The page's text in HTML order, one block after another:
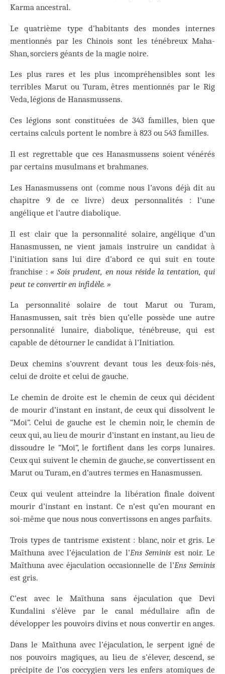
Karma ancestral.
Le quatrième type d’habitants des mondes internes
mentionnés par les Chinois sont les ténébreux Maha-
Shan, sorciers géants de la magie noire.
Les plus rares et les plus incompréhensibles sont les
terribles Marut ou Turam, êtres mentionnés par le Rig
Veda, légions de Hanasmussens.
Ces légions sont constituées de 343 familles, bien que
certains calculs portent le nombre à 823 ou 543 familles.
Il est regrettable que ces Hanasmussens soient vénérés
par certains musulmans et brahmanes.
Les Hanasmussens ont (comme nous l’avons déjà dit au
chapitre 9 de ce livre) deux personnalités : l’une
angélique et l’autre diabolique.
Il est clair que la personnalité solaire, angélique d’un
Hanasmussen, ne vient jamais instruire un candidat à
l’initiation sans lui dire d’abord ce qui suit en toute
franchise : « Sois prudent, en nous réside la tentation, qui
peut te convertir en infidèle. »
La personnalité solaire de tout Marut ou Turam,
Hanasmussen, sait très bien qu’elle possède une autre
personnalité lunaire, diabolique, ténébreuse, qui est
capable de détourner le candidat à l’Initiation.
Deux chemins s’ouvrent devant tous les deux-fois-nés,
celui de droite et celui de gauche.
Le chemin de droite est le chemin de ceux qui décident
de mourir d’instant en instant, de ceux qui dissolvent le
“Moi”. Celui de gauche est le chemin noir, le chemin de
ceux qui, au lieu de mourir d’instant en instant, au lieu de
dissoudre le “Moi”, le fortifient dans les corps lunaires.
Ceux qui suivent le chemin de gauche, se convertissent en
Marut ou Turam, en d’autres termes en Hanasmussen.
Ceux qui veulent atteindre la libération finale doivent
mourir d’instant en instant. Ce n’est qu’en mourant en
soi-même que nous nous convertissons en anges parfaits.
Trois types de tantrisme existent : blanc, noir et gris. Le
Maïthuna avec l’éjaculation de l’Ens Seminis est noir. Le
Maïthuna avec éjaculation occasionnelle de l’Ens Seminis
est gris.
C’est avec le Maïthuna sans éjaculation que Devi
Kundalini s’élève par le canal médullaire afin de
développer les pouvoirs divins et nous convertir en anges.
Dans le Maïthuna avec l’éjaculation, le serpent igné de
nos pouvoirs magiques, au lieu de s’élever, descend, se
précipite de l’os coccygien vers les enfers atomiques de